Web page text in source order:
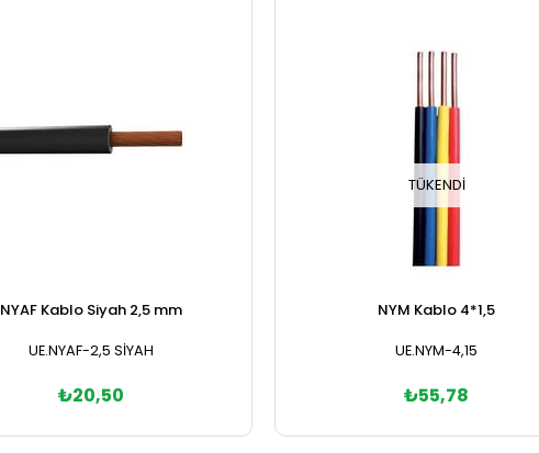
NYAF Kablo Siyah 2,5 mm
UE.NYAF-2,5 SİYAH
₺20,50
TÜKENDI
NYM Kablo 4*1,5
UE.NYM-4,15
₺55,78